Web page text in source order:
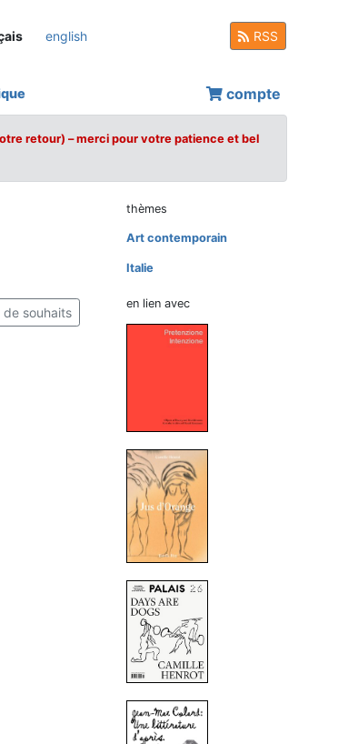
english RSS
compte
retour) – merci pour votre patience et bel
de souhaits
thèmes
Art contemporain
Italie
en lien avec